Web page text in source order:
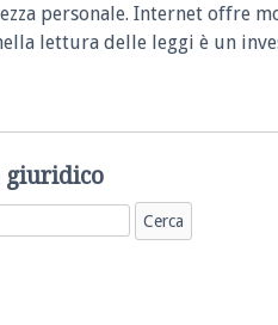
personale. Internet offre
lettura delle leggi è un
giuridico